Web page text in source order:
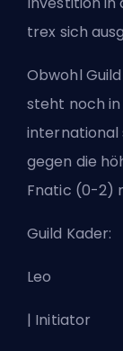
trex sich
Obwohl
steht noch in
international
gegen die
Fnatic (0-2)
Guild Kader:
Leo
| Initiator